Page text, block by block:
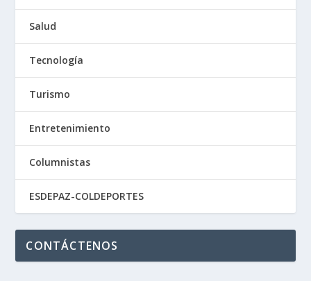
Salud
Tecnología
Turismo
Entretenimiento
Columnistas
ESDEPAZ-COLDEPORTES
CONTÁCTENOS